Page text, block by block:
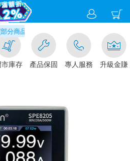
商品不適用)-請點我看
市庫存 產品保固 專人服務 升級金賺